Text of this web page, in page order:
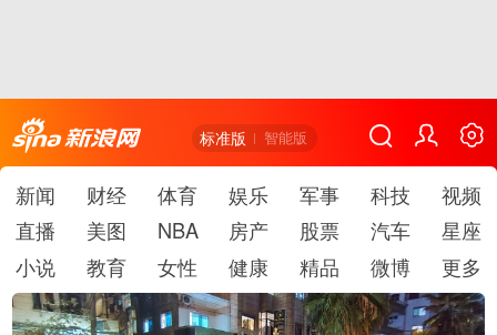
标准版 智能版
新闻 财经 体育 娱乐 军事 科技
视频
直播
美图 NBA 房产 股票 汽车
星座
小说
教育 女性 健康 精品 微博 更多